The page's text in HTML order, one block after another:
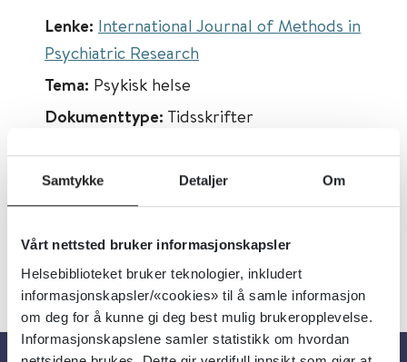
Samtykke Detaljer Om
Vårt nettsted bruker informasjonskapsler
Helsebiblioteket bruker teknologier, inkludert
informasjonskapsler/«cookies» til å samle informasjon
om deg for å kunne gi deg best mulig brukeropplevelse.
Informasjonskapslene samler statistikk om hvordan
Lenke: International Journal of Methods in
Psychiatric Research
Tema: Psykisk helse
Dokumenttype: Tidsskrifter
Språk:Engelsk